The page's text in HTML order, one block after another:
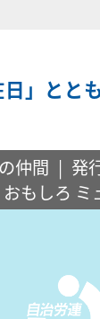
」とと
仲間
発
もしろ ミ